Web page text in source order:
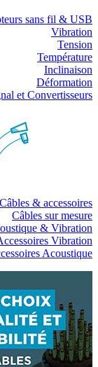
sans fil & USB
Vibration
Tension
Température
Inclinaison
Déformation
et Convertisseurs
Câbles & accessoires
Câbles sur mesure
& Vibration
Vibration
Acoustique